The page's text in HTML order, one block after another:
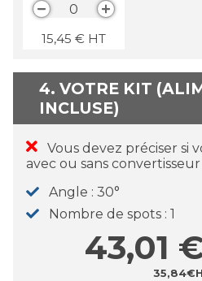
0
15,45 € HT
4. VOTRE KIT
INCLUSE)
Vous devez préciser si
avec ou sans convertisseur
Angle
30°
Nombre de spots 1
35,84€
43,01